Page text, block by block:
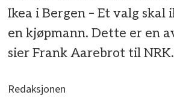
Ikea i Bergen – Et valg skal
en kjøpmann. Dette er en
sier Frank Aarebrot til
Redaksjonen